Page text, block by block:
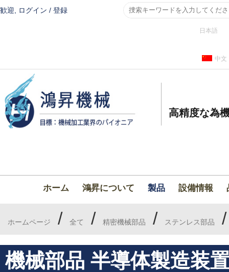
歓迎, ログイン / 登録
日本語
中文
高精度な為
ホーム 鴻昇について 製品 設備情報
ホームページ / 全て / 精密機械部品 / ステンレス部品
機械部品 半導体製造装